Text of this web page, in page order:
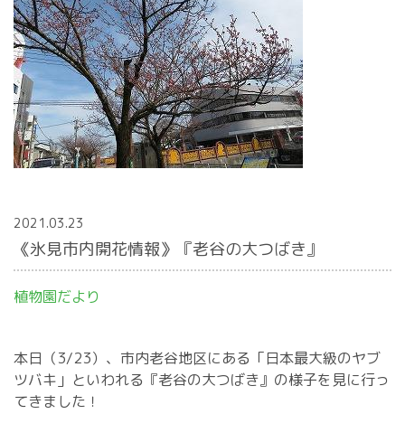
2021.03.23
《氷見市内開花情報》『老谷の大つばき』
植物園だより
本日（3/23）、市内老谷地区にある「日本最大級のヤブ
ツバキ」といわれる『老谷の大つばき』の様子を見に行っ
てきました！